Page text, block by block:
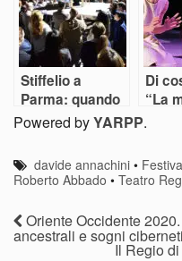
Stiffelio a
Parma: quando
le corna altrui
diventano un
evento
Di
“La
Powered byYARPP.
davide annachini •
Roberto Abbado • Teatro
Oriente Occidente
ancestrali e sogni
Il Regio